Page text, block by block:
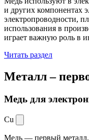
и других компонентах
электропроводности,
использования в
играет важную роль в
Читать раздел
Металл –
Медь для
Cu
Медь — первый металл,